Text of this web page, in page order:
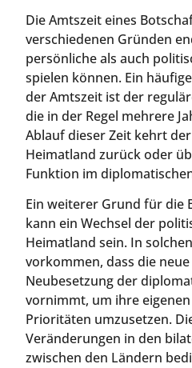
Die Amtszeit eines
verschiedenen Gründen
persönliche als auch
spielen können. Ein
der Amtszeit ist der
die in der Regel mehrere
Ablauf dieser Zeit kehrt
Heimatland zurück oder
Funktion im
Ein weiterer Grund für die
kann ein Wechsel der
Heimatland sein. In
vorkommen, dass die
Neubesetzung der
vornimmt, um ihre
Prioritäten umzusetzen.
Veränderungen in den
zwischen den Ländern